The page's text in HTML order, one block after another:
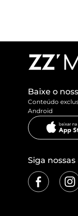
Baixe o
Conteúdo
Android
Siga